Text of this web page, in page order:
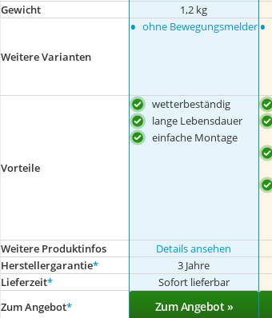
Gewicht
1,2 kg
Weitere Varianten
• ohne Bewegungsmelder•
Vorteile
wetterbeständig
lange Lebensdauer
einfache Montage
Weitere Produktinfos
Details ansehen
Herstellergarantie* 3 Jahre
Lieferzeit* Sofort lieferbar
Zum Angebot* Zum Angebot »